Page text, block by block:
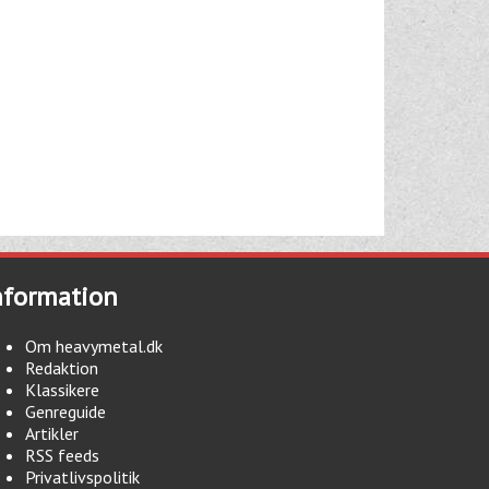
Om heavymetal.dk
Redaktion
Klassikere
Genreguide
Artikler
RSS feeds
Privatlivspolitik